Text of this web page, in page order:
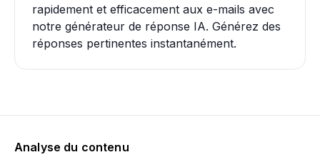
rapidement et efficacement aux e-mails avec
notre générateur de réponse IA. Générez des
réponses pertinentes instantanément.
Analyse du contenu